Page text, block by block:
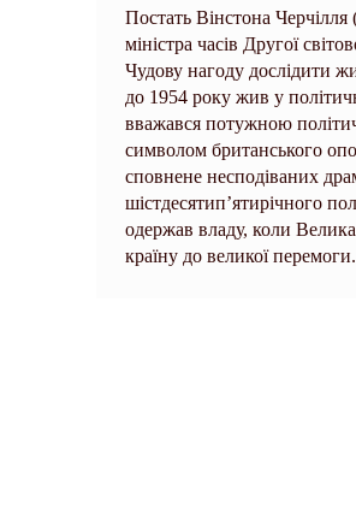
Постать Вінстона
міністра часів Другої
Чудову нагоду дослідити
до 1954 року жив у
вважався потужною
символом британського
сповнене несподіваних
шістдесятип’ятирічного
одержав владу, коли
країну до великої перемоги.